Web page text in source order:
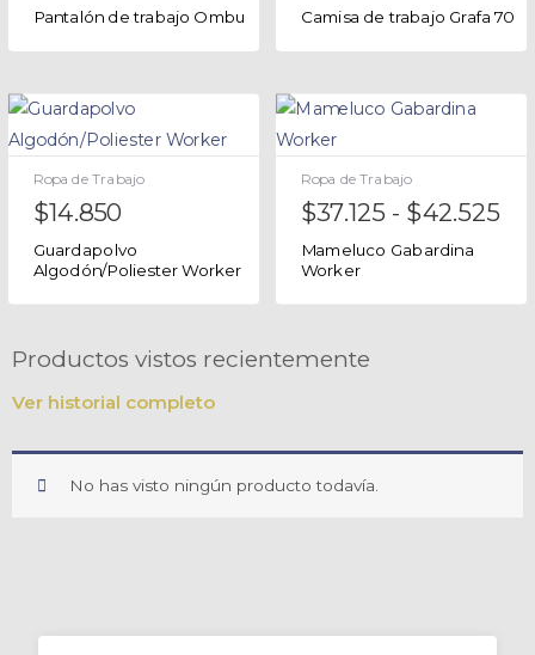
Pantalón de trabajo Ombu Camisa de trabajo Grafa 70
Ropa de Trabajo
$14.850
Guardapolvo
Algodón/Poliester Worker
Ropa de Trabajo
$37.125 - $42.525
Mameluco Gabardina
Worker
Productos vistos recientemente
Ver historial completo
No has visto ningún producto todavía.